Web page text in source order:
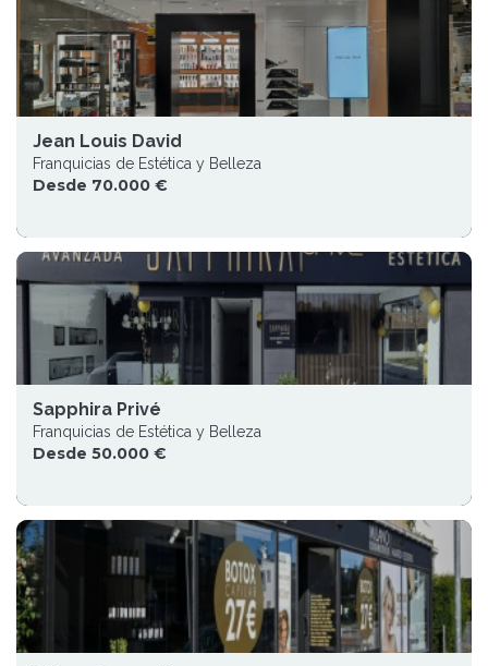
Jean Louis David
Franquicias de Estética y Belleza
Desde 70.000 €
Sapphira Privé
Franquicias de Estética y Belleza
Desde 50.000 €